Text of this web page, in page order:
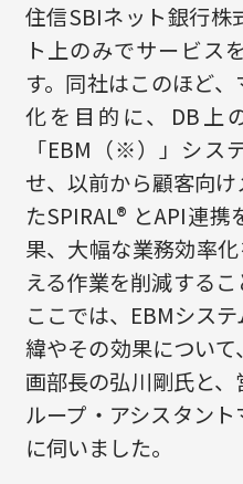
住信SBIネット銀行株
ト上のみでサービス
す。同社はこのほど
化を目的に、DB上
「EBM（※）」シス
せ、以前から顧客向
たSPIRAL® とAPI連
果、大幅な業務効率
える作業を削減するこ
ここでは、EBMシス
緯やその効果につい
画部長の弘川剛氏と
ループ・アシスタン
に伺いました。